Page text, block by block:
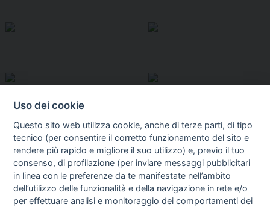
I libri Vedi tutti
Uso dei cookie
Questo sito web utilizza cookie, anche di terze parti, di tipo
tecnico (per consentire il corretto funzionamento del sito e
rendere più rapido e migliore il suo utilizzo) e, previo il tuo
consenso, di profilazione (per inviare messaggi pubblicitari
in linea con le preferenze da te manifestate nell’ambito
dell’utilizzo delle funzionalità e della navigazione in rete e/o
per effettuare analisi e monitoraggio dei comportamenti dei